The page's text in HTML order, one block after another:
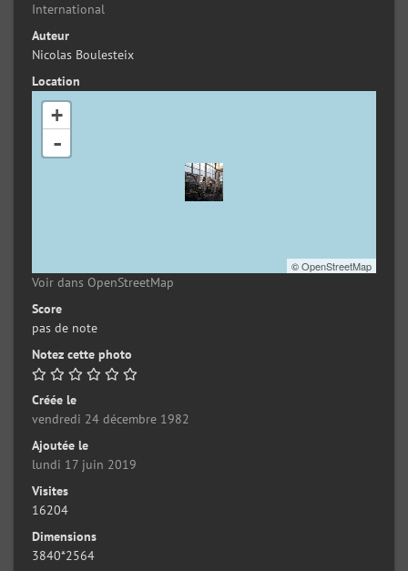
International
Auteur
Nicolas Boulesteix
Location
+
-
©OpenStreetMap
Voir dans OpenStreetMap
Score
pas de note
Notez cette photo
Créée le
vendredi 24 décembre 1982
Ajoutée le
lundi 17 juin 2019
Visites
16204
Dimensions
3840*2564